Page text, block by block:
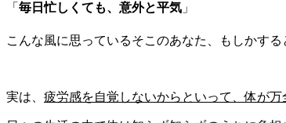
「 毎日忙しくても、意外と平気 」
こんな風に思っているそこのあなた、もしかする
実は、 疲労感を自覚しないからといって、体が万